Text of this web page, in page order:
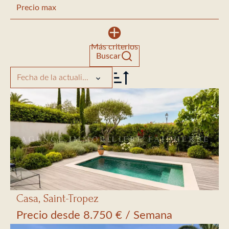
Más criterios
Buscar
Fecha de la actualización
Casa, Saint-Tropez
Precio desde 8.750 € / Semana